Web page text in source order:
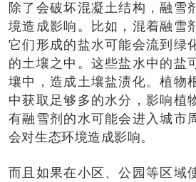
除了会破坏混凝土结构，融雪
境造成影响。比如，混着融雪
它们形成的盐水可能会流到绿
的土壤之中。这些盐水中的盐
壤中，造成土壤盐渍化。植物
中获取足够多的水分，影响植
有融雪剂的水可能会进入城市
会对生态环境造成影响。
而且如果在小区、公园等区域